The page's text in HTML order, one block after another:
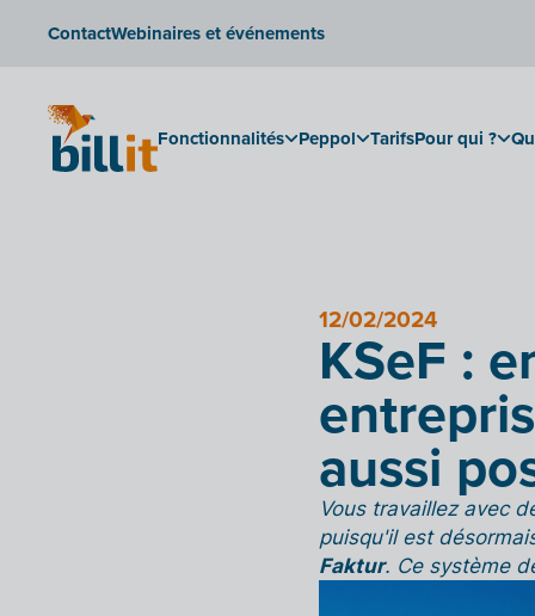
ContactWebinaires et événements
Fonctionnalités Peppol TarifsPour qui ?
12/02/2024
KSeF :
aussi
Vous travaillez avec
puisqu'il est
Faktur. Ce système